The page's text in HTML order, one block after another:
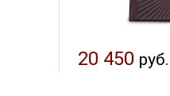
20 450 руб.